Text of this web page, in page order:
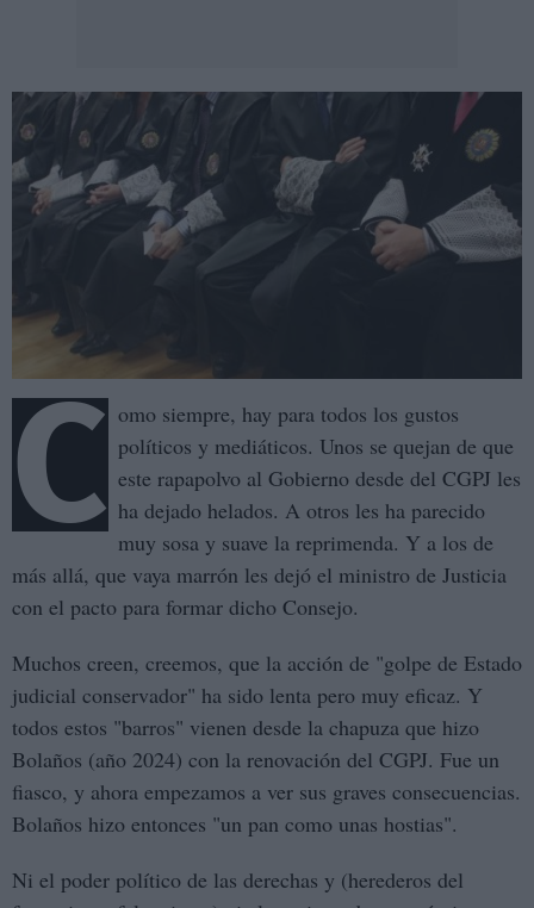
C omo siempre, hay para todos los gustos
políticos y mediáticos. Unos se quejan de que
este rapapolvo al Gobierno desde del CGPJ les
ha dejado helados. A otros les ha parecido
muy sosa y suave la reprimenda. Y a los de
más allá, que vaya marrón les dejó el ministro de Justicia
con el pacto para formar dicho Consejo.
Muchos creen, creemos, que la acción de "golpe de Estado
judicial conservador" ha sido lenta pero muy eficaz. Y
todos estos "barros" vienen desde la chapuza que hizo
Bolaños (año 2024) con la renovación del CGPJ. Fue un
fiasco, y ahora empezamos a ver sus graves consecuencias.
Bolaños hizo entonces "un pan como unas hostias".
Ni el poder político de las derechas y (herederos del